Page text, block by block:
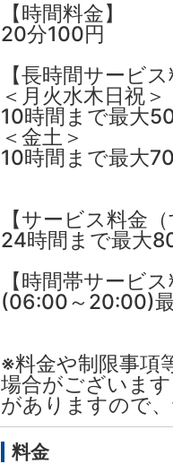
【時間料金】
20分100円
【長時間サービ
＜月火水木日祝＞
10時間まで最大
＜金土＞
10時間まで最大
【サービス料金
24時間まで最大
【時間帯サービ
(06:00～20:00)
※料金や制限事項
場合がございま
がありますので
料金